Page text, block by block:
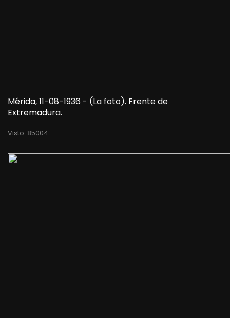
Mérida, 11-08-1936 - (La foto). Frente de
Extremadura.
Visto: 85004